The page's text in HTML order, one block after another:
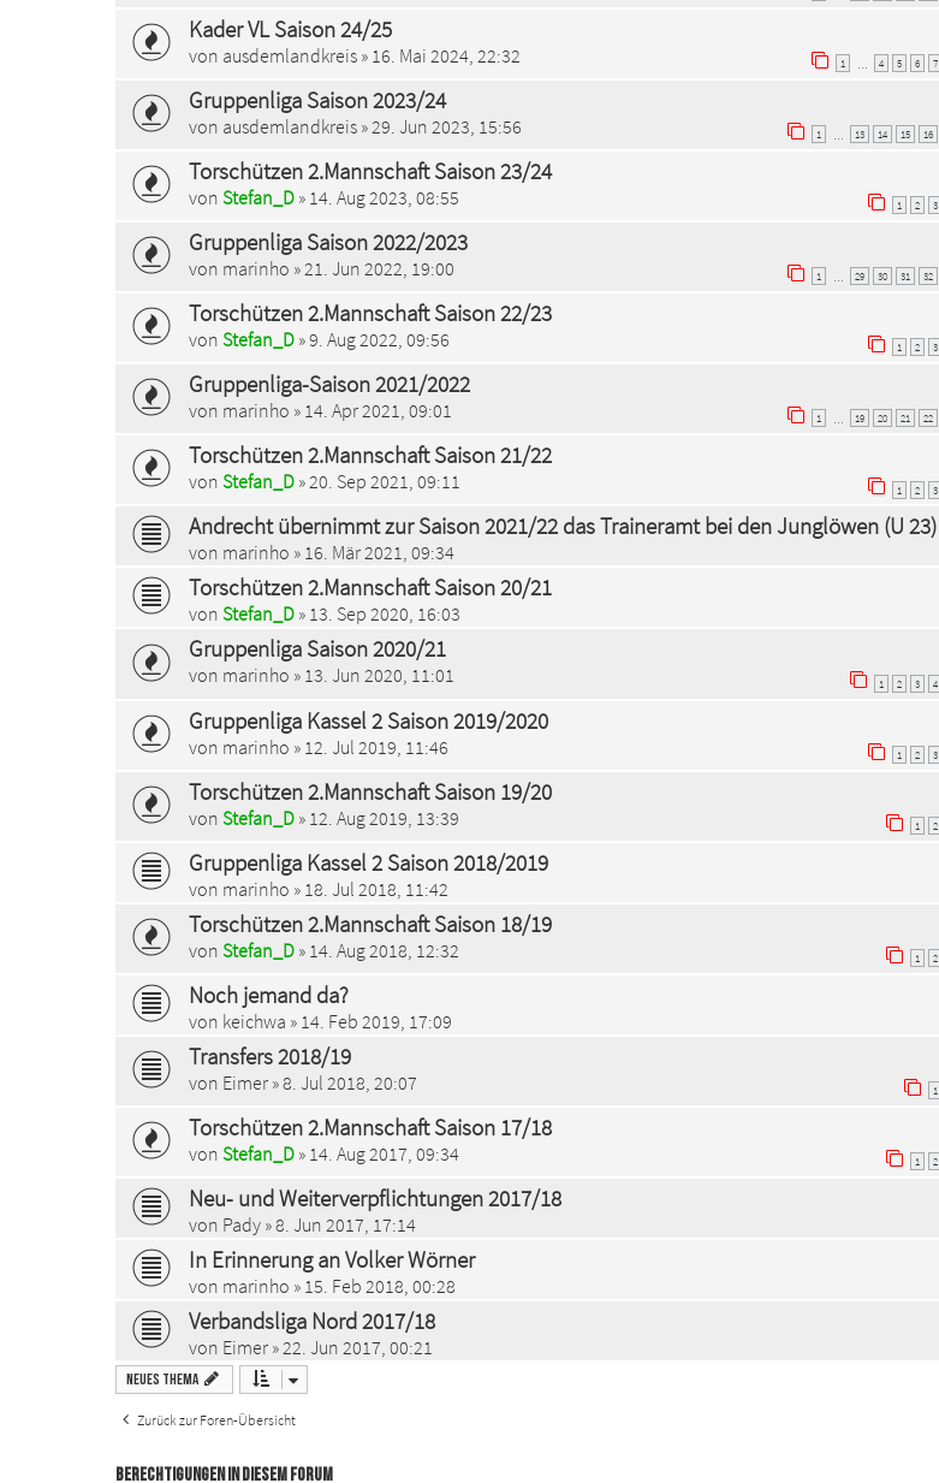
Kader VL Saison 24/25
von ausdemlandkreis » 16. Mai 2024, 22:32 1 4 5 6 7
Gruppenliga Saison 2023/24
von ausdemlandkreis » 29. Jun 2023, 15:56 1 13 14 15 16
Torschützen 2.Mannschaft Saison 23/24
von Stefan_D » 14. Aug 2023, 08:55 1 2 3
Gruppenliga Saison 2022/2023
von marinho » 21. Jun 2022, 19:00 1 29 30 31 32
Torschützen 2.Mannschaft Saison 22/23
von Stefan_D » 9. Aug 2022, 09:56 1 2 3
Gruppenliga-Saison 2021/2022
von marinho » 14. Apr 2021, 09:01 1 … 19 20 21 22
Torschützen 2.Mannschaft Saison 21/22
von Stefan_D » 20. Sep 2021, 09:11 1 2 3
Andrecht übernimmt zur Saison 2021/22 das Traineramt bei den Junglöwen (U 23)
von marinho » 16. Mär 2021, 09:34
Torschützen 2.Mannschaft Saison 20/21
von Stefan_D » 13. Sep 2020, 16:03
Gruppenliga Saison 2020/21
von marinho » 13. Jun 2020, 11:01 1 2 3 4
Gruppenliga Kassel 2 Saison 2019/2020
von marinho » 12. Jul 2019, 11:46 1 2 3
Torschützen 2.Mannschaft Saison 19/20
von Stefan_D » 12. Aug 2019, 13:39 1 2
Gruppenliga Kassel 2 Saison 2018/2019
von marinho » 18. Jul 2018, 11:42
Torschützen 2.Mannschaft Saison 18/19
von Stefan_D » 14. Aug 2018, 12:32 1 2
Noch jemand da?
von keichwa » 14. Feb 2019, 17:09
Transfers 2018/19
von Eimer » 8. Jul 2018, 20:07 1
Torschützen 2.Mannschaft Saison 17/18
von Stefan_D » 14. Aug 2017, 09:34 1 2
Neu- und Weiterverpflichtungen 2017/18
von Pady » 8. Jun 2017, 17:14
In Erinnerung an Volker Wörner
von marinho » 15. Feb 2018, 00:28
Verbandsliga Nord 2017/18
von Eimer » 22. Jun 2017, 00:21
Neues Thema
Zurück zur Foren-Übersicht
BERECHTIGUNGEN IN DIESEM FORUM